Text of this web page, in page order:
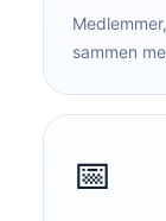
sammen
📅